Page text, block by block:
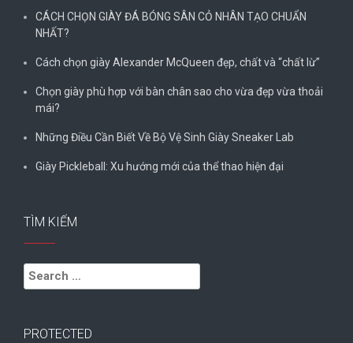
CÁCH CHỌN GIÀY ĐÁ BÓNG SÂN CỎ NHÂN TẠO CHUẨN
NHẤT?
Cách chọn giày Alexander McQueen đẹp, chất và “chất lừ”
Chọn giày phù hợp với bàn chân sao cho vừa đẹp vừa thoải
mái?
Những Điều Cần Biết Về Bộ Vệ Sinh Giày Sneaker Lab
Giày Pickleball: Xu hướng mới của thể thao hiện đại
TÌM KIẾM
Search
for:
PROTECTED